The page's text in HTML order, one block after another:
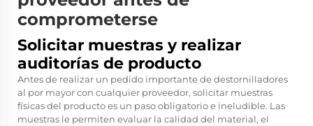
comprometerse
Solicitar muestras y realizar
auditorías de producto
Antes de realizar un pedido importante de destornilladores
al por mayor con cualquier proveedor, solicitar muestras
físicas del producto es un paso obligatorio e ineludible. Las
muestras le permiten evaluar la calidad del material, el